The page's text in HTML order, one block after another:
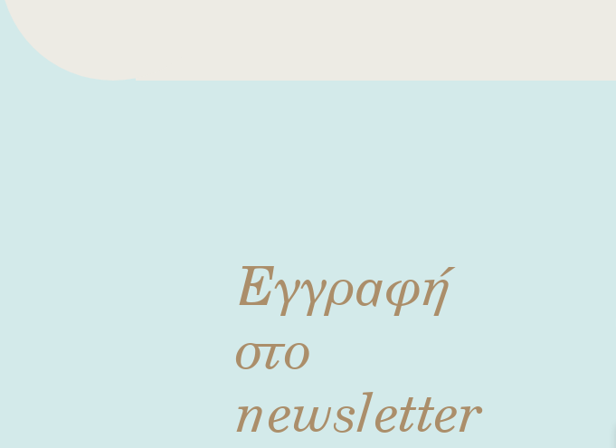
Εγγραφή
στο
newsletter